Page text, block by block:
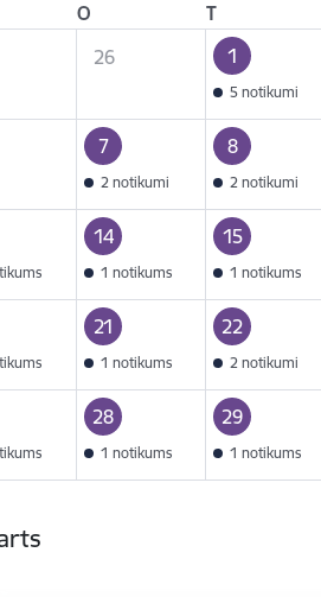
O T
26 1
5 notikumi
7
2 notikumi
8
2 notikumi
14
1 notikums
15
1 notikums
21
1 notikums
22
2 notikumi
28
1 notikums
29
1 notikums